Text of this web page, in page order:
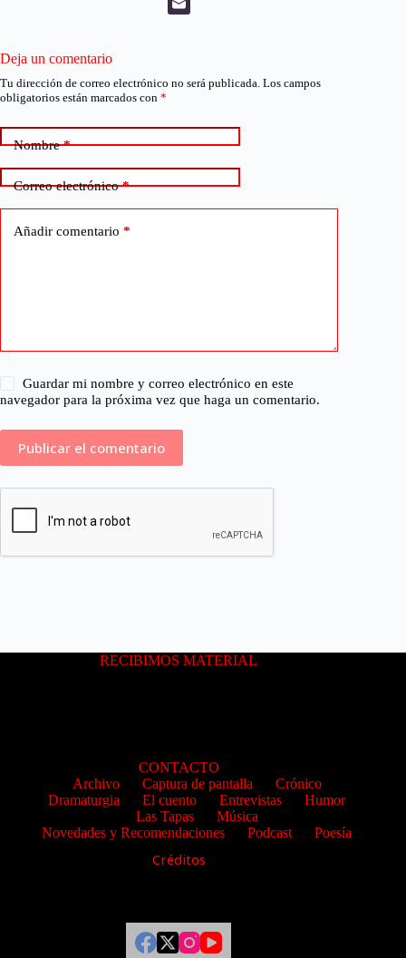
Deja un comentario
Tu dirección de correo electrónico no será publicada. Los campos
obligatorios están marcados con *
Nombre*
Correo electrónico*
Añadir comentario *
Guardar mi nombre y correo electrónico en este
navegador para la próxima vez que haga un comentario.
RECIBIMOS MATERIAL
CONTACTO
Archivo
Captura de pantalla
Crónico
Dramaturgia
El cuento Entrevistas
Humor
Las Tapas
Música
Novedades y Recomendaciones
Podcast Poesía
Créditos